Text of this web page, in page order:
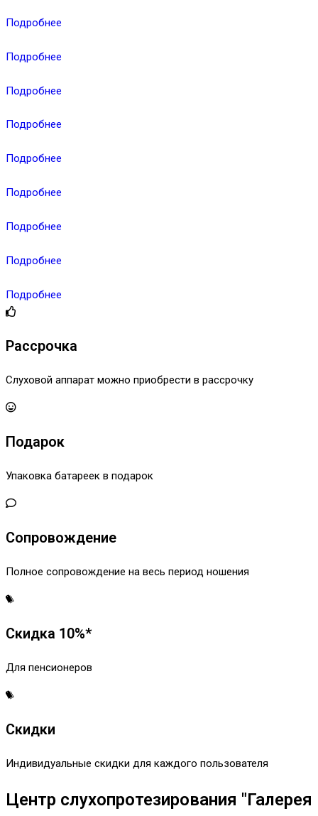
Подробнее
Подробнее
Подробнее
Подробнее
Подробнее
Подробнее
Подробнее
Подробнее
Подробнее
Рассрочка
Слуховой аппарат можно приобрести в рассрочку
Подарок
Упаковка батареек в подарок
Сопровождение
Полное сопровождение на весь период ношения
Скидка 10%*
Для пенсионеров
Скидки
Индивидуальные скидки для каждого пользователя
Центр слухопротезирования "Галерея